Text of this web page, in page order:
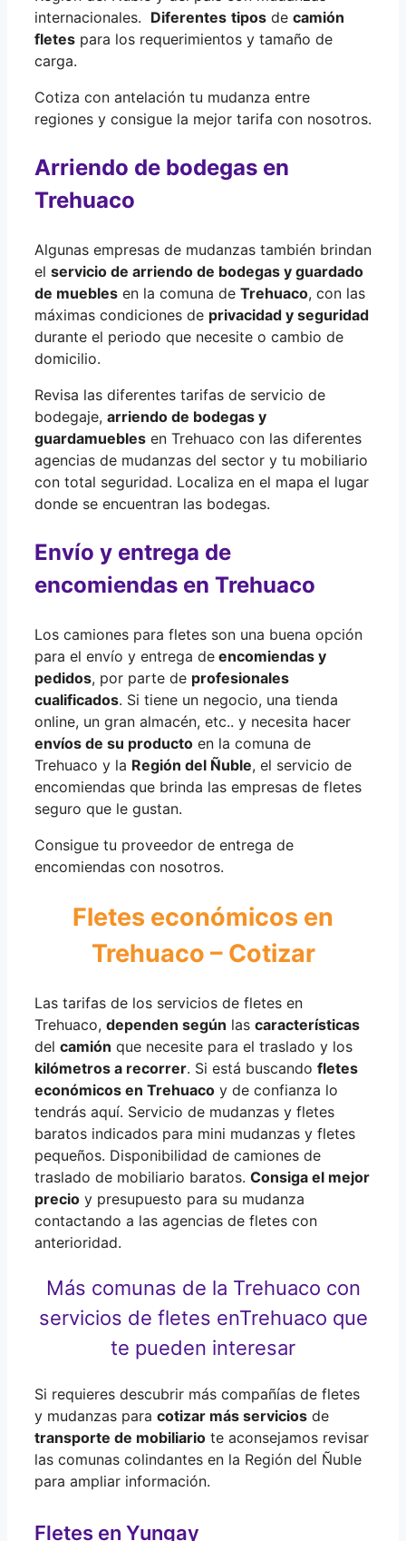
internacionales. Diferentes tipos de camión
fletes para los requerimientos y tamaño de
carga.
Cotiza con antelación tu mudanza entre
regiones y consigue la mejor tarifa con nosotros.
Arriendo de bodegas en
Trehuaco
Algunas empresas de mudanzas también brindan
el servicio de arriendo de bodegas y guardado
de muebles en la comuna de Trehuaco, con las
máximas condiciones de privacidad y seguridad
durante el periodo que necesite o cambio de
domicilio.
Revisa las diferentes tarifas de servicio de
bodegaje, arriendo de bodegas y
guardamuebles en Trehuaco con las diferentes
agencias de mudanzas del sector y tu mobiliario
con total seguridad. Localiza en el mapa el lugar
donde se encuentran las bodegas.
Envío y entrega de
encomiendas en Trehuaco
Los camiones para fletes son una buena opción
para el envío y entrega de encomiendas y
pedidos, por parte de profesionales
cualificados. Si tiene un negocio, una tienda
online, un gran almacén, etc.. y necesita hacer
envíos de su producto en la comuna de
Trehuaco y la Región del Ñuble, el servicio de
encomiendas que brinda las empresas de fletes
seguro que le gustan.
Consigue tu proveedor de entrega de
encomiendas con nosotros.
Fletes económicos en
Trehuaco – Cotizar
Las tarifas de los servicios de fletes en
Trehuaco, dependen según las características
del camión que necesite para el traslado y los
kilómetros a recorrer. Si está buscando fletes
económicos en Trehuaco y de confianza lo
tendrás aquí. Servicio de mudanzas y fletes
baratos indicados para mini mudanzas y fletes
pequeños. Disponibilidad de camiones de
traslado de mobiliario baratos. Consiga el mejor
precio y presupuesto para su mudanza
contactando a las agencias de fletes con
anterioridad.
Más comunas de la Trehuaco con
servicios de fletes enTrehuaco que
te pueden interesar
Si requieres descubrir más compañías de fletes
y mudanzas para cotizar más servicios de
transporte de mobiliario te aconsejamos revisar
las comunas colindantes en la Región del Ñuble
para ampliar información.
Fletes en Yungay